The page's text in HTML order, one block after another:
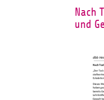
Nach
und